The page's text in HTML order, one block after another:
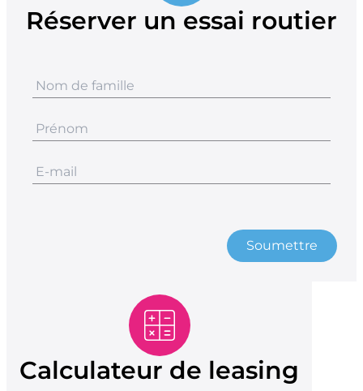
Réserver un essai routier
Soumettre
Calculateur de leasing